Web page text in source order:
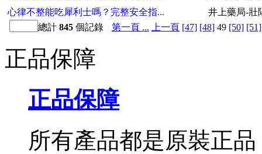
心律不整能吃犀利士嗎？完整安全指...
井上藥局-壯
總計 845 個記錄 第一頁 ... 上一頁 [47] [48] 49 [50] [51]
正品保障
正品保障
所有產品都是原裝正品